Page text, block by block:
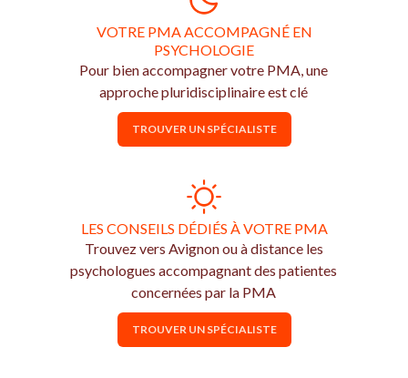
VOTRE PMA ACCOMPAGNÉ EN
PSYCHOLOGIE
Pour bien accompagner votre PMA, une
approche pluridisciplinaire est clé
TROUVER UN SPÉCIALISTE
LES CONSEILS DÉDIÉS À VOTRE PMA
Trouvez vers Avignon ou à distance les
psychologues accompagnant des patientes
concernées par la PMA
TROUVER UN SPÉCIALISTE